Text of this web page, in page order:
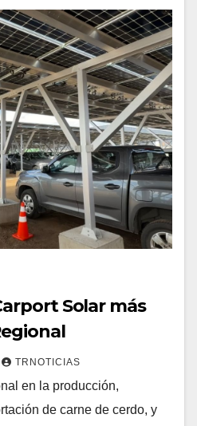
Solar más
TRNOTICIAS
en la producción,
de carne de cerdo, y